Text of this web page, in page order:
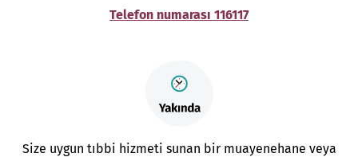
Telefon numarası 116117
Size uygun tıbbi hizmeti sunan bir muayenehane veya